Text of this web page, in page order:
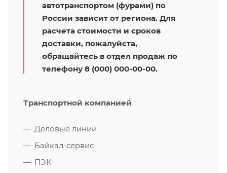
автотранспортом (фурами) по
России зависит от региона. Для
расчета стоимости и сроков
доставки, пожалуйста,
обращайтесь в отдел продаж по
телефону 8 (000) 000-00-00.
Транспортной компанией
Деловые линии
Байкал-сервис
ПЭК